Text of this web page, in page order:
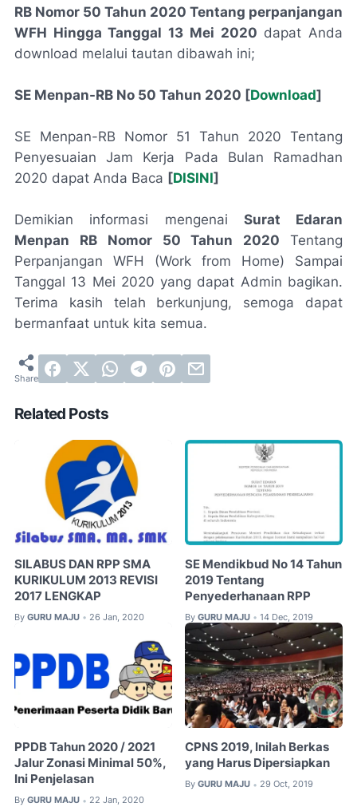
RB Nomor 50 Tahun 2020 Tentang perpanjangan
WFH Hingga Tanggal 13 Mei 2020 dapat Anda
download melalui tautan dibawah ini;
SE Menpan-RB No 50 Tahun 2020 [Download]
SE Menpan-RB Nomor 51 Tahun 2020 Tentang
Penyesuaian Jam Kerja Pada Bulan Ramadhan
2020 dapat Anda Baca [DISINI]
Demikian informasi mengenai Surat Edaran
Menpan RBNomor 50 Tahun 2020Tentang
Perpanjangan WFH (Work from Home) Sampai
Tanggal 13 Mei 2020 yang dapat Admin bagikan.
Terima kasih telah berkunjung, semoga dapat
bermanfaat untuk kita semua.
Related Posts
SILABUS DAN RPP SMA
KURIKULUM 2013 REVISI
2017 LENGKAP
By GURU MAJU • 26 Jan, 2020
SE Mendikbud No 14 Tahun
2019 Tentang
Penyederhanaan RPP
By GURU MAJU • 14 Dec, 2019
PPDB Tahun 2020 / 2021
Jalur Zonasi Minimal 50%,
Ini Penjelasan
By GURU MAJU • 22 Jan, 2020
CPNS 2019, Inilah Berkas
yang Harus Dipersiapkan
By GURU MAJU • 29 Oct, 2019